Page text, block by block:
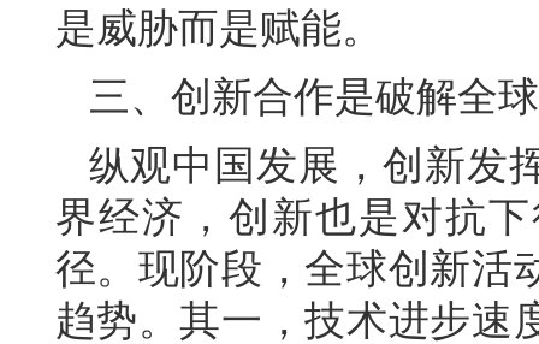
是威胁而是赋能。
三、创新合作是破解全
纵观中国发展，创新发
界经济，创新也是对抗
径。现阶段，全球创新活
趋势。其一，技术进步速